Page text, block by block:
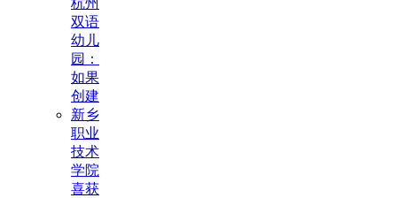
杭州
双语
幼儿
园：
如果
创建
新乡
职业
技术
学院
喜获